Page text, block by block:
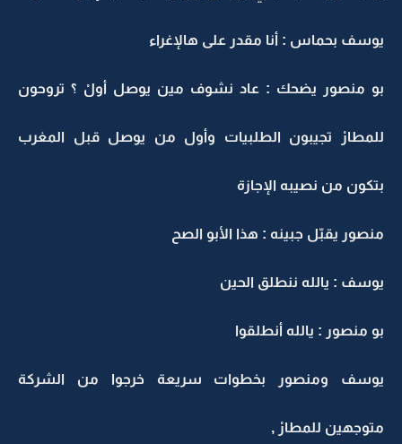
يوسف بحماس : أنا مقدر على هالإغراء
بو منصور يضحك : عاد نشوف مين يوصل أولْ ؟ تروحون
للمطارْ تجيبون الطلبيات وأول من يوصل قبل المغرب
بتكون من نصيبه الإجازة
منصور يقبّل جبينه : هذا الأبو الصح
يوسف : يالله ننطلق الحين
بو منصور : يالله أنطلقوا
يوسف ومنصور بخطوات سريعة خرجوا من الشركة
متوجهين للمطارْ ,